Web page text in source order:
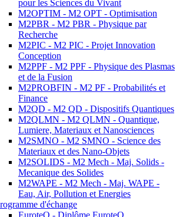
pour les Sciences du Vivant
M2OPTIM - M2 OPT - Optimisation
M2PBR - M2 PBR - Physique par
Recherche
M2PIC - M2 PIC - Projet Innovation
Conception
M2PPF - M2 PPF - Physique des Plasmas
et de la Fusion
M2PROBFIN - M2 PF - Probabilités et
Finance
M2QD - M2 QD - Dispositifs Quantiques
M2QLMN - M2 QLMN - Quantique,
Lumiere, Materiaux et Nanosciences
M2SMNO - M2 SMNO - Science des
Materiaux et des Nano-Objets
M2SOLIDS - M2 Mech - Maj. Solids -
Mecanique des Solides
M2WAPE - M2 Mech - Maj. WAPE -
Eau, Air, Pollution et Energies
d'échange
EuroteQ - Diplôme EuroteQ